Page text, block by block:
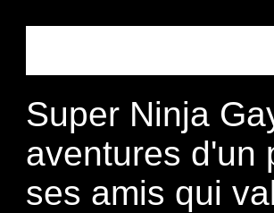
Super Ninja
aventures d'un
ses amis qui